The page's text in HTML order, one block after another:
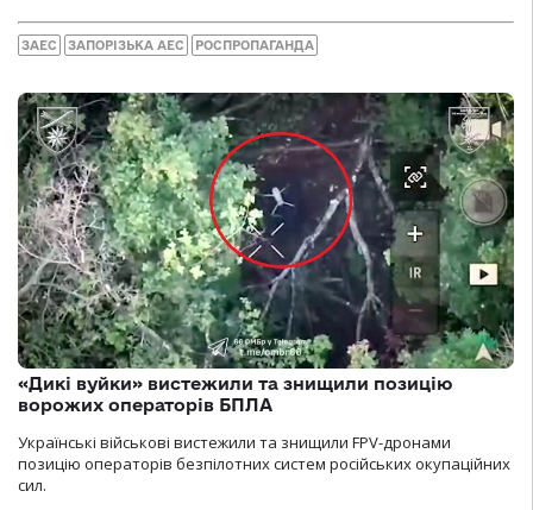
ЗАЕС ЗАПОРІЗЬКА АЕС РОСПРОПАГАНДА
«Дикі вуйки» вистежили та знищили позицію
ворожих операторів БПЛА
Українські військові вистежили та знищили FPV-дронами
позицію операторів безпілотних систем російських окупаційних
сил.